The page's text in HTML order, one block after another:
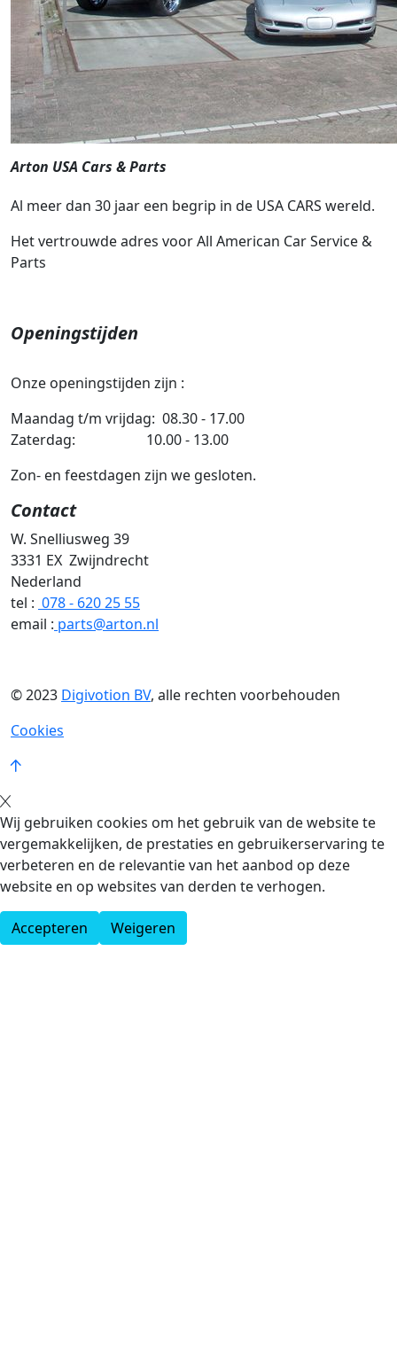
Arton USA Cars & Parts
Al meer dan 30 jaar een begrip in de USA CARS wereld.
Het vertrouwde adres voor All American Car Service &
Parts
Openingstijden
Onze openingstijden zijn :
Maandag t/m vrijdag: 08.30 - 17.00
Zaterdag: 10.00 - 13.00
Zon- en feestdagen zijn we gesloten.
Contact
W. Snelliusweg 39
3331 EX Zwijndrecht
Nederland
tel : 078 - 620 25 55
email : parts@arton.nl
© 2023 Digivotion BV, alle rechten voorbehouden
Cookies
Wij gebruiken cookies om het gebruik van de website te
vergemakkelijken, de prestaties en gebruikerservaring te
verbeteren en de relevantie van het aanbod op deze
website en op websites van derden te verhogen.
Accepteren Weigeren